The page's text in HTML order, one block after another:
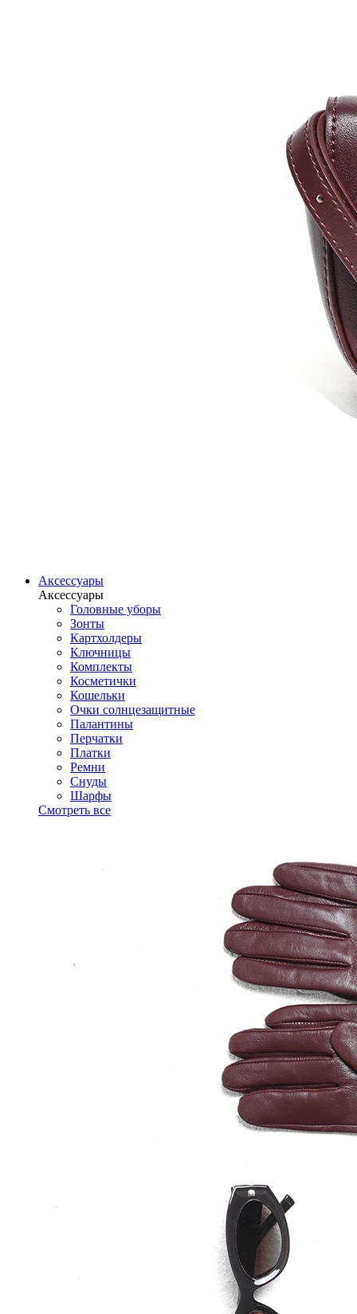
Аксессуары
Аксессуары
Головные уборы
Зонты
Картхолдеры
Ключницы
Комплекты
Косметички
Кошельки
Очки солнцезащитные
Палантины
Перчатки
Платки
Ремни
Снуды
Шарфы
Смотреть все